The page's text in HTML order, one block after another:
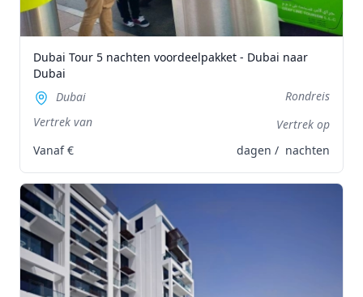
Dubai Tour 5 nachten voordeelpakket - Dubai naar
Dubai
Dubai
Rondreis
Vertrek van
Vertrek op
Vanaf€ dagen / nachten